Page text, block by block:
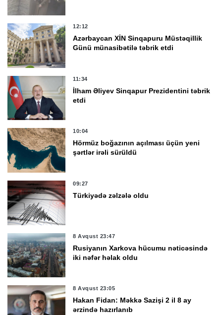
12:12
Azərbaycan XİN Sinqapuru Müstəqillik
Günü münasibətilə təbrik etdi
11:34
İlham Əliyev Sinqapur Prezidentini təbrik
etdi
10:04
Hörmüz boğazının açılması üçün yeni
şərtlər irəli sürüldü
09:27
Türkiyədə zəlzələ oldu
8 Avqust 23:47
Rusiyanın Xarkova hücumu nəticəsində
iki nəfər həlak oldu
8 Avqust 23:05
Hakan Fidan: Məkkə Sazişi 2 il 8 ay
ərzində hazırlanıb